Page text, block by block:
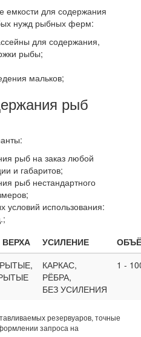
емкости для содержания
нужд рыбных ферм:
для содержания,
рыбы;
мальков;
рыб
рыб на заказ любой
и габаритов;
рыб нестандартного
использования:
УСИЛЕНИЕ
КАРКАС,
РЁБРА,
БЕЗ УСИЛЕНИЯ
1 -
резервуаров, точные
запроса на